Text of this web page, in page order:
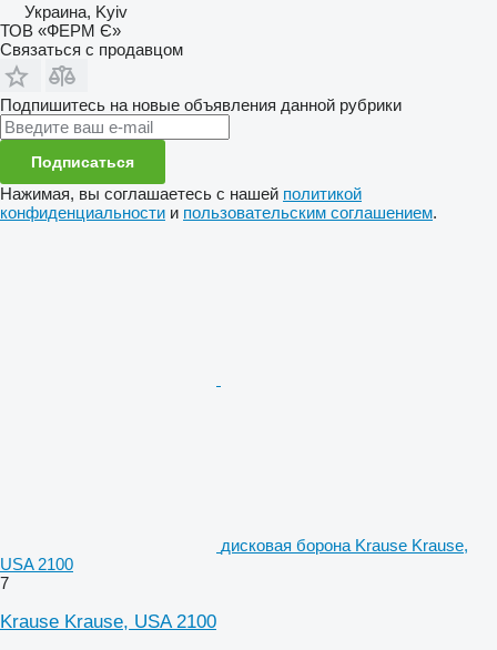
Украина, Kyiv
ТОВ «ФЕРМ Є»
Связаться с продавцом
Подпишитесь на новые объявления данной рубрики
Подписаться
Нажимая, вы соглашаетесь с нашей политикой
конфиденциальности и пользовательским соглашением.
дисковая борона Krause Krause,
USA 2100
7
Krause Krause, USA 2100